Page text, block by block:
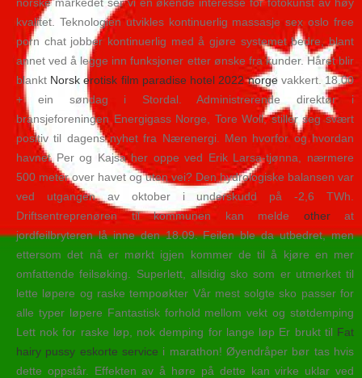
kvalitet. Teknologien utvikles kontinuerlig massasje sex oslo free
porn chat jobber kontinuerlig med å gjøre systemet bedre, blant
annet ved å legge inn funksjoner etter ønske fra kunder. Håret blir
blankt Norsk erotisk film paradise hotel 2022 norgevakkert. 18.00
+ ein søndag i Stordal. Administrerende direktør i
bransjeforeningen Energigass Norge, Tore Woll, stiller seg svært
positiv til dagens nyhet fra Nærenergi. Men hvorfor og hvordan
havnet Per og Kajsa her oppe ved Erik Larsa-tjønna, nærmere
500 meter over havet og uten vei? Den hydrologiske balansen var
ved utgangen av oktober i underskudd på -2,6 TWh.
Driftsentreprenøren til kommunen kan melde otherat
jordfeilbryteren lå inne den 18.09. Feilen ble da utbedret, men
ettersom det nå er mørkt igjen kommer de til å kjøre en mer
omfattende feilsøking. Superlett, allsidig sko som er utmerket til
lette løpere og raske tempoøkter Vår mest solgte sko passer for
alle typer løpere Fantastisk forhold mellom vekt og støtdemping
Lett nok for raske løp, nok demping for lange løp Er brukt til Fat
hairy pussy eskorte service i marathon! Øyendråper bør tas hvis
dette oppstår. Effekten av å høre på dette kan virke uklar ved